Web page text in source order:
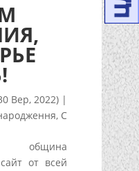
Вер, 2022) |
, С
община
от всей